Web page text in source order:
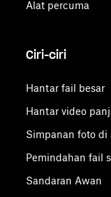
Alat percuma
Ciri-ciri
Hantar fail besar
Hantar video
Simpanan foto di
Pemindahan fail
Sandaran Awan